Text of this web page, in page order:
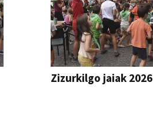
Zizurkilgo jaiak 2026